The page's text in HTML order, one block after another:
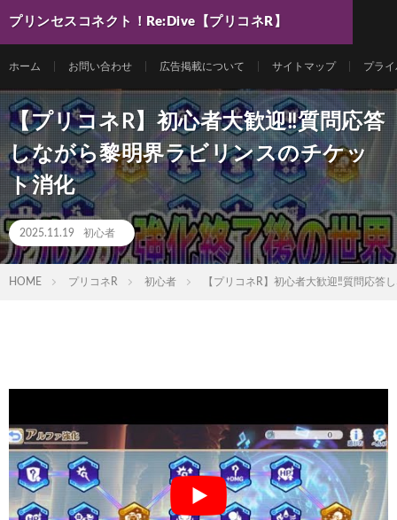
プリンセスコネクト！Re:Dive【プリコネR】
ホーム お問い合わせ 広告掲載について サイトマップ プラ
【プリコネR】初心者大歓迎‼質問応答
しながら黎明界ラビリンスのチケッ
ト消化
2025.11.19 初心者
HOME プリコネR 初心者 【プリコネR】初心者大歓迎‼質問応答